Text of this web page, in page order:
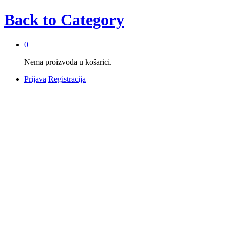
Back to Category
0
Nema proizvoda u košarici.
Prijava Registracija